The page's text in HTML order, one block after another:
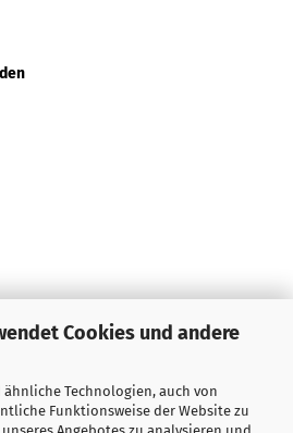
Cookies und andere
Technologien, auch von
Funktionsweise der Website zu
Angebotes zu analysieren und